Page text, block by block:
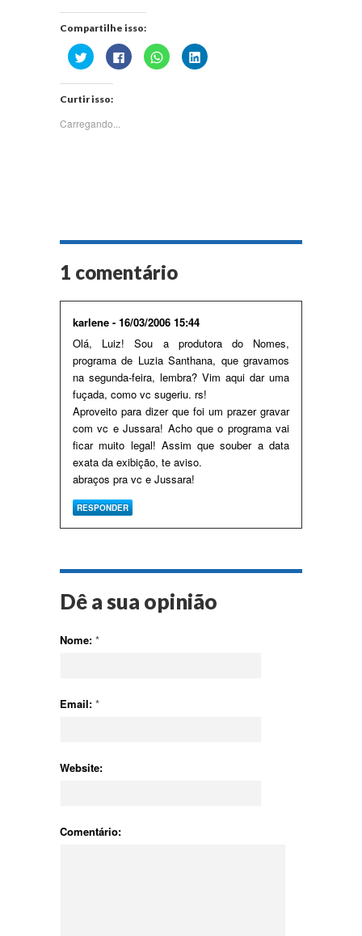
Compartilhe isso:
Clique
para
compartilhar
no
Twitter(abre
em
janela)
Clique
para
compartilhar
Clique
para
compartilhar
Clique
para
Curtir isso:
Carregando...
1 comentário
karlene - 16/03/2006 15:44
Olá, Luiz! Sou a produtora do Nomes,
programa de Luzia Santhana, que gravamos
na segunda-feira, lembra? Vim aqui dar uma
fuçada, como vc sugeriu. rs!
Aproveito para dizer que foi um prazer gravar
com vc e Jussara! Acho que o programa vai
ficar muito legal! Assim que souber a data
exata da exibição, te aviso.
abraços pra vc e Jussara!
RESPONDER
Dê a sua opinião
Nome: *
Email: *
Website:
Comentário: